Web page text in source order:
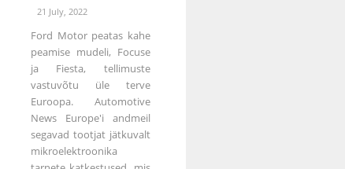
21 July, 2022
Ford Motor peatas kahe
peamise mudeli, Focuse
ja Fiesta, tellimuste
vastuvõtu üle terve
Euroopa. Automotive
News Europe'i andmeil
segavad tootjat jätkuvalt
mikroelektroonika